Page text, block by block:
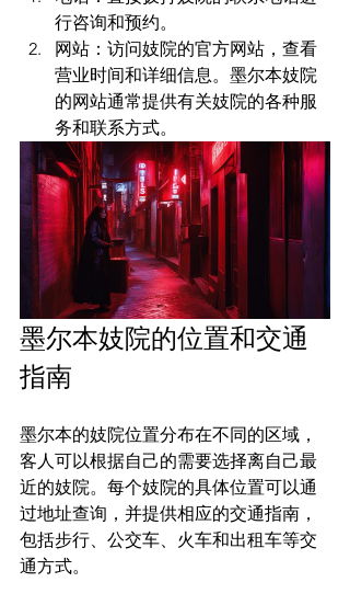
行咨询和预约。
网站：访问妓院的官方网站，查看
营业时间和详细信息。墨尔本妓院
的网站通常提供有关妓院的各种服
务和联系方式。
墨尔本妓院的位置和交通
指南
墨尔本的妓院位置分布在不同的区域，
客人可以根据自己的需要选择离自己最
近的妓院。每个妓院的具体位置可以通
过地址查询，并提供相应的交通指南，
包括步行、公交车、火车和出租车等交